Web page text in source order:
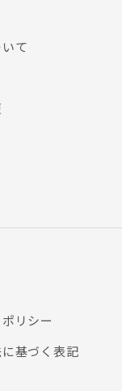
て
リシー
基づく表記